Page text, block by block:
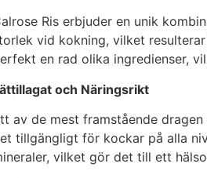
Ris erbjuder en unik
vid kokning, vilket
en rad olika ingredienser,
och Näringsrikt
av de mest framstående
tillgängligt för kockar på alla
vilket gör det till ett